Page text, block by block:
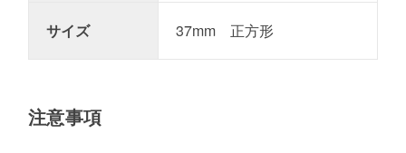
サイズ 37mm 正方形
注意事項